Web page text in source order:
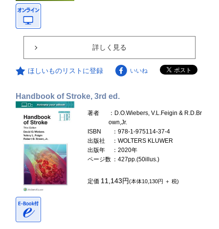
詳しく見る
ほしいものリストに登録 いいね
Handbook of Stroke, 3rd ed.
著者
：D.O.Wiebers, V.L.Feigin & R.D.Br
own,Jr.
ISBN
：978-1-975114-37-4
出版社
：WOLTERS KLUWER
出版年
：2020年
ページ数 ：427pp.(50illus.)
定価 11,143円(本体10,130円 ＋ 税)